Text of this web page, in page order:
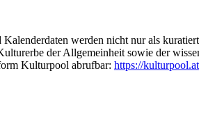
werden nicht nur als
der Allgemeinheit sowie der
Kulturpool abrufbar: https://